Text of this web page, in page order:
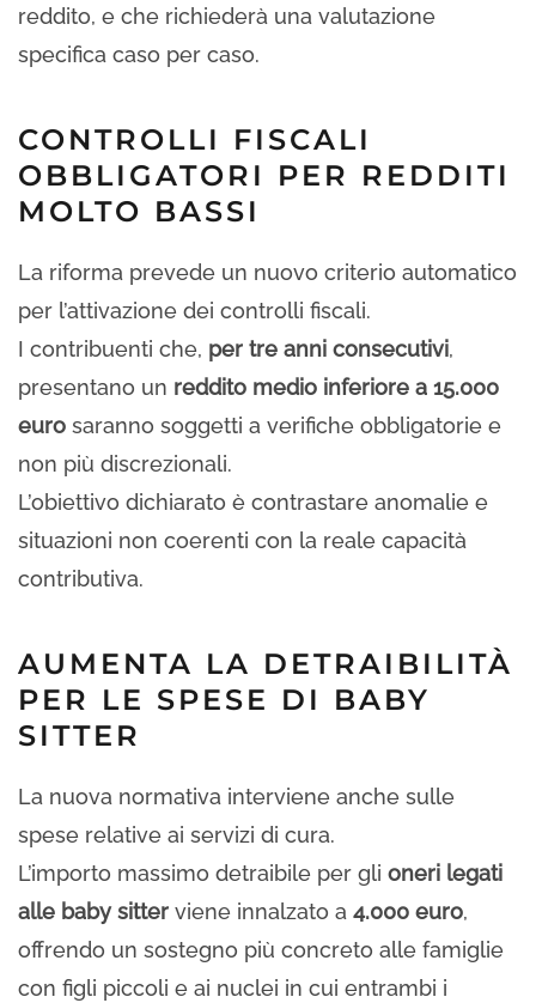
reddito, e che richiederà una valutazione
specifica caso per caso.
CONTROLLI FISCALI
OBBLIGATORI PER REDDITI
MOLTO BASSI
La riforma prevede un nuovo criterio automatico
per l’attivazione dei controlli fiscali.
I contribuenti che, per tre anni consecutivi,
presentano un reddito medio inferiore a 15.000
euro saranno soggetti a verifiche obbligatorie e
non più discrezionali.
L’obiettivo dichiarato è contrastare anomalie e
situazioni non coerenti con la reale capacità
contributiva.
AUMENTA LA DETRAIBILITÀ
PER LE SPESE DI BABY
SITTER
La nuova normativa interviene anche sulle
spese relative ai servizi di cura.
L’importo massimo detraibile per gli oneri legati
alle baby sitter viene innalzato a 4.000 euro,
offrendo un sostegno più concreto alle famiglie
con figli piccoli e ai nuclei in cui entrambi i